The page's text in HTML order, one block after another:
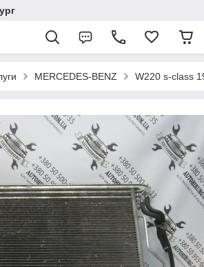
MERCEDES-BENZ W220 s-class